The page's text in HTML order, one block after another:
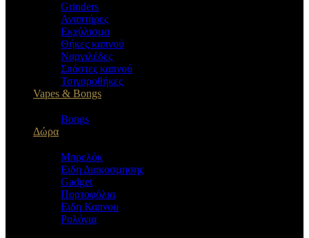
Grinders
Αναπτήρες
Εκχύλισμα
Θήκες καπνού
Ναργιλέδες
Σπάστες καπνού
Τσιγαροθήκες
Vapes & Bongs
Bongs
Δώρα
Μπρελόκ
Eιδη Διακοσμησης
Gadget
Πορτοφόλια
Ειδη Καπνου
Ρολόγια